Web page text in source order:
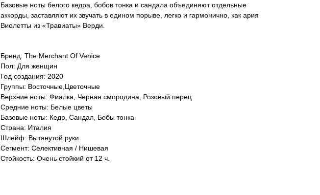
Базовые ноты белого кедра, бобов тонка и сандала объединяют отдельные
аккорды, заставляют их звучать в едином порыве, легко и гармонично, как ария
Виолетты из «Травиаты» Верди.
Бренд: The Merchant Of Venice
Пол: Для женщин
Год создания: 2020
Группы: Восточные,Цветочные
Верхние ноты: Фиалка, Черная смородина, Розовый перец
Средние ноты: Белые цветы
Базовые ноты: Кедр, Сандал, Бобы тонка
Страна: Италия
Шлейф: Вытянутой руки
Сегмент: Селективная / Нишевая
Стойкость: Очень стойкий от 12 ч.